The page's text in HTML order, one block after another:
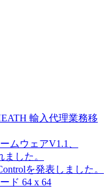
輸⼊代理業務移
ムウェアV1.1、
した。
を発表しました。
ド 64 x 64